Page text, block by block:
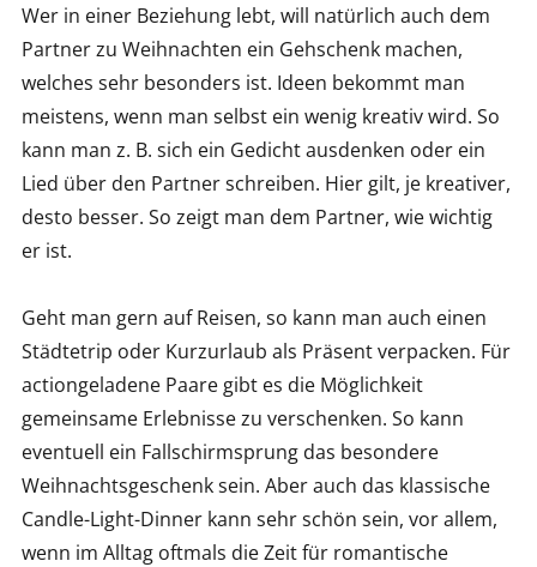
Wer in einer Beziehung lebt, will natürlich auch dem
Partner zu Weihnachten ein Gehschenk machen,
welches sehr besonders ist. Ideen bekommt man
meistens, wenn man selbst ein wenig kreativ wird. So
kann man z. B. sich ein Gedicht ausdenken oder ein
Lied über den Partner schreiben. Hier gilt, je kreativer,
desto besser. So zeigt man dem Partner, wie wichtig
er ist.
Geht man gern auf Reisen, so kann man auch einen
Städtetrip oder Kurzurlaub als Präsent verpacken. Für
actiongeladene Paare gibt es die Möglichkeit
gemeinsame Erlebnisse zu verschenken. So kann
eventuell ein Fallschirmsprung das besondere
Weihnachtsgeschenk sein. Aber auch das klassische
Candle-Light-Dinner kann sehr schön sein, vor allem,
wenn im Alltag oftmals die Zeit für romantische